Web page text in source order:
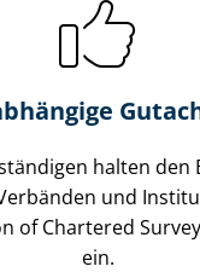
halten den
und
of Chartered
ein.